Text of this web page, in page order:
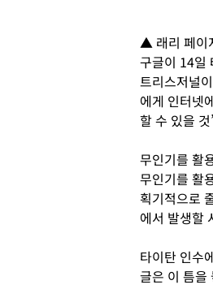
▲ 래리 페이
구글이 14일
트리스저널
에게 인터넷
할 수 있을
무인기를 활
무인기를 활
획기적으로
에서 발생할
타이탄 인수
글은 이 틈을